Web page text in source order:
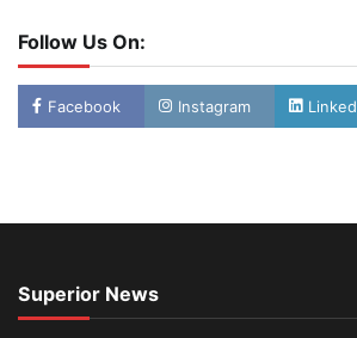
Follow Us On:
Facebook Instagram
Superior News